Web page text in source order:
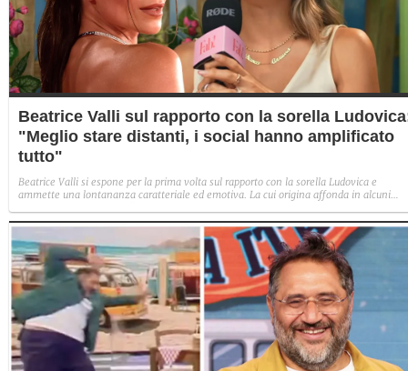
Beatrice Valli sul rapporto con la sorella
"Meglio stare distanti, i social hanno amplificato
tutto"
Beatrice Valli si espone per la prima volta sul rapporto con la sorella Ludovica e
ammette una lontananza caratteriale ed emotiva. La cui origina affonda in alcuni
aiutavamo. Non perché non volesse farlo, ma perché era più piccola e aveva un